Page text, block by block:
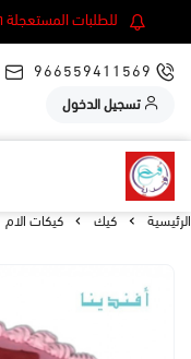
للطلبات المستعجلة ٠٥٩١٣٢٦٧١٦ المدينة و الرياض و دمام.
966559411569
تسجيل الدخول
الرئيسية كيك كيكات الام